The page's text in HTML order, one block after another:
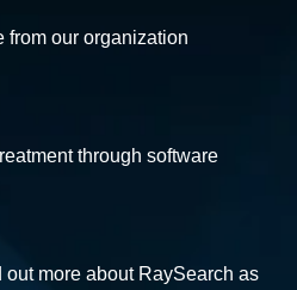
from our organization
through software
out more about RaySearch as